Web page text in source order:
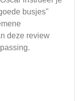
busjes"
deze review